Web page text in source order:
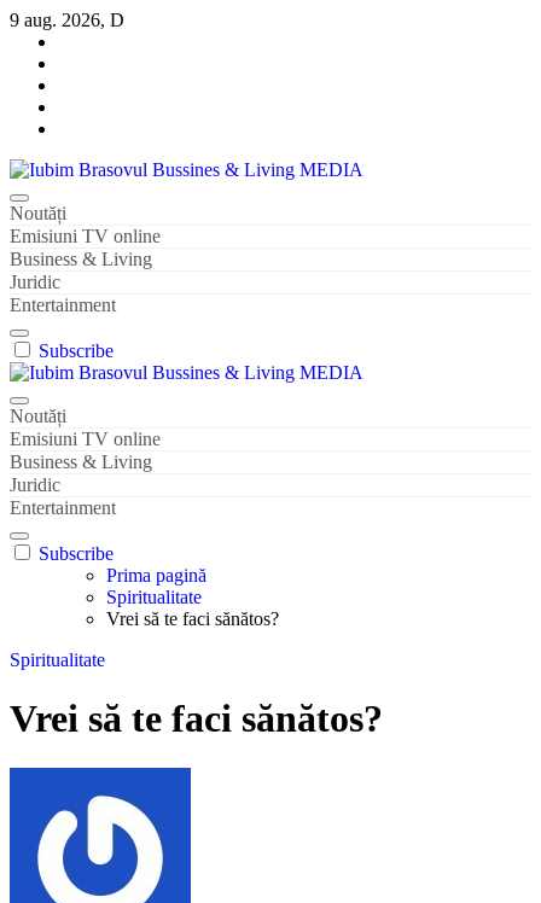
Sari
conținut
9 aug. 2026, D
Iubim Brasovul Bussines & Living MEDIA
Din pasiune și dragoste pentru Brașoveni
Noutăți
Emisiuni TV online
Business & Living
Juridic
Entertainment
Subscribe
Iubim Brasovul Bussines & Living MEDIA
Din pasiune și dragoste pentru Brașoveni
Noutăți
Emisiuni TV online
Business & Living
Juridic
Entertainment
Subscribe
Prima pagină
Spiritualitate
Vrei să te faci sănătos?
Spiritualitate
Vrei să te faci sănătos?